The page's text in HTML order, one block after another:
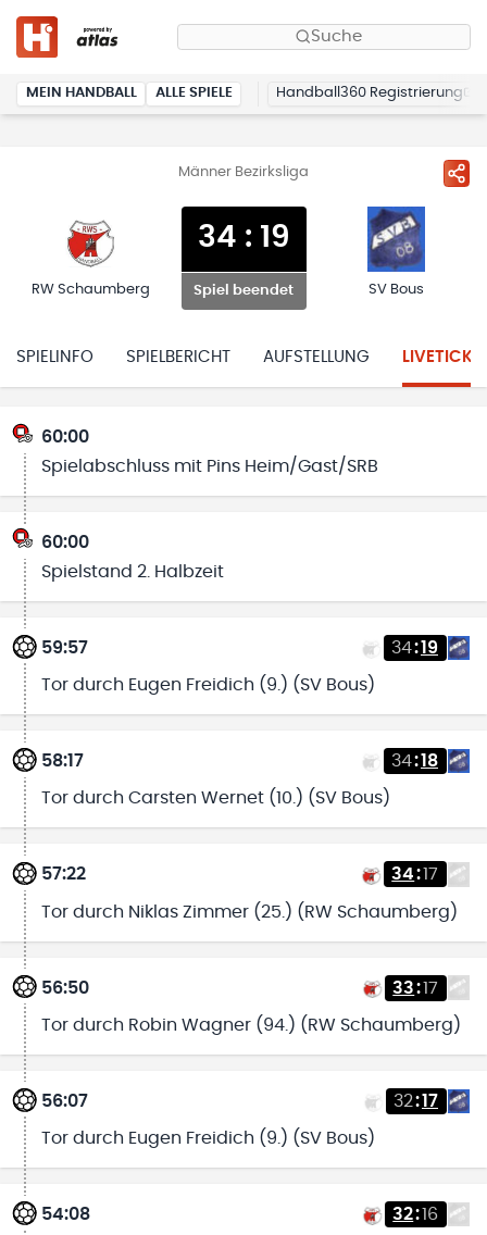
Suche
MEIN HANDBALL ALLE SPIELE Handball360 Registrierung
Männer Bezirksliga
RW Schaumberg
34 : 19
Spiel beendet SV Bous
SPIELINFO SPIELBERICHT AUFSTELLUNG
60:00
Spielabschluss mit Pins Heim/Gast/SRB
60:00
Spielstand 2. Halbzeit
59:57 34:19
Tor durch Eugen Freidich (9.) (SV Bous)
58:17 34:18
Tor durch Carsten Wernet (10.) (SV Bous)
57:22 34:17
Tor durch Niklas Zimmer (25.) (RW Schaumberg)
56:50 33:17
Tor durch Robin Wagner (94.) (RW Schaumberg)
56:07 32:17
Tor durch Eugen Freidich (9.) (SV Bous)
54:08 32:16